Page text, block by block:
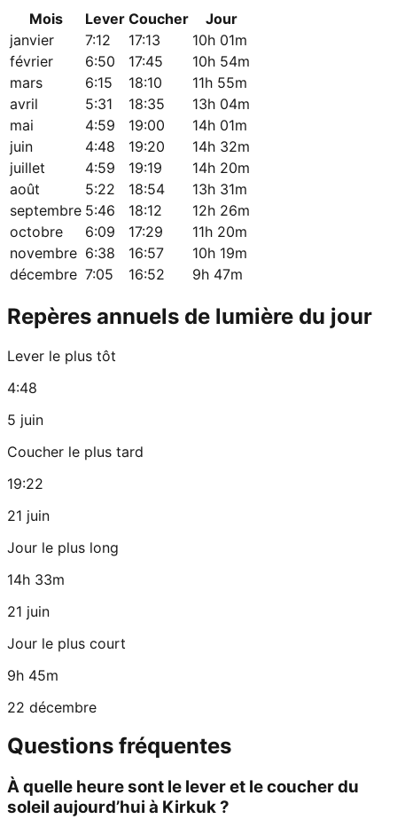
Mois Lever Coucher
Jour
janvier
7:12 17:13
10h 01m
février
6:50 17:45
10h 54m
mars
6:15 18:10
11h 55m
avril
5:31 18:35
13h 04m
mai
4:59 19:00
14h 01m
juin
4:48 19:20
14h 32m
juillet
4:59 19:19
14h 20m
août
5:22 18:54
13h 31m
septembre 5:46 18:12
12h 26m
octobre
6:09 17:29
11h 20m
novembre 6:38 16:57
10h 19m
décembre 7:05 16:52 9h 47m
Repères annuels de lumière du jour
Lever le plus tôt
4:48
5 juin
Coucher le plus tard
19:22
21 juin
Jour le plus long
14h 33m
21 juin
Jour le plus court
9h 45m
22 décembre
Questions fréquentes
À quelle heure sont le lever et le coucher du
soleil aujourd’hui à Kirkuk ?